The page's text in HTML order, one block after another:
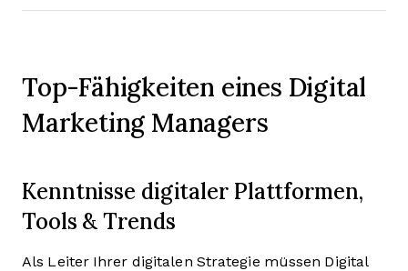
Top-Fähigkeiten eines Digital
Marketing Managers
Kenntnisse digitaler Plattformen,
Tools & Trends
Als Leiter Ihrer digitalen Strategie müssen Digital